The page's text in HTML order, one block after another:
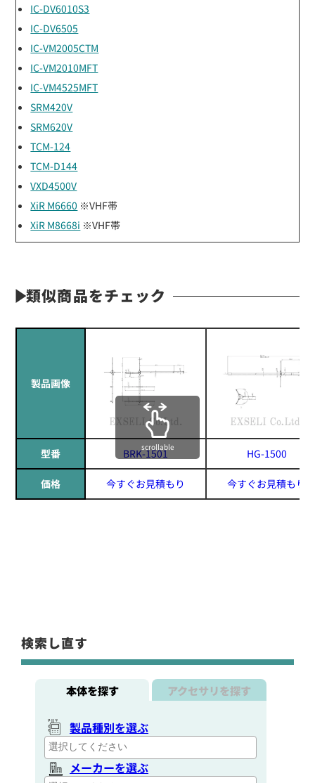
IC-DV6010S3
IC-DV6505
IC-VM2005CTM
IC-VM2010MFT
IC-VM4525MFT
SRM420V
SRM620V
TCM-124
TCM-D144
VXD4500V
XiR M6660 ※VHF帯
XiR M8668i ※VHF帯
類似商品をチェック
製品画像
型番 BRK-1501 HG-1500
価格 今すぐお見積もり 今すぐお見積もり
scrollable
検索し直す
本体を探す アクセサリを探す
製品種別を選ぶ
メーカーを選ぶ